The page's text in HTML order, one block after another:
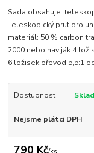
Sada obsahuje:
Teleskopický prut pro
materiál: 50 % carbon
2000 nebo naviják 4
6 ložisek převod 5,5:1
Dostupnost
Nejsme plátci DPH
790 Kč